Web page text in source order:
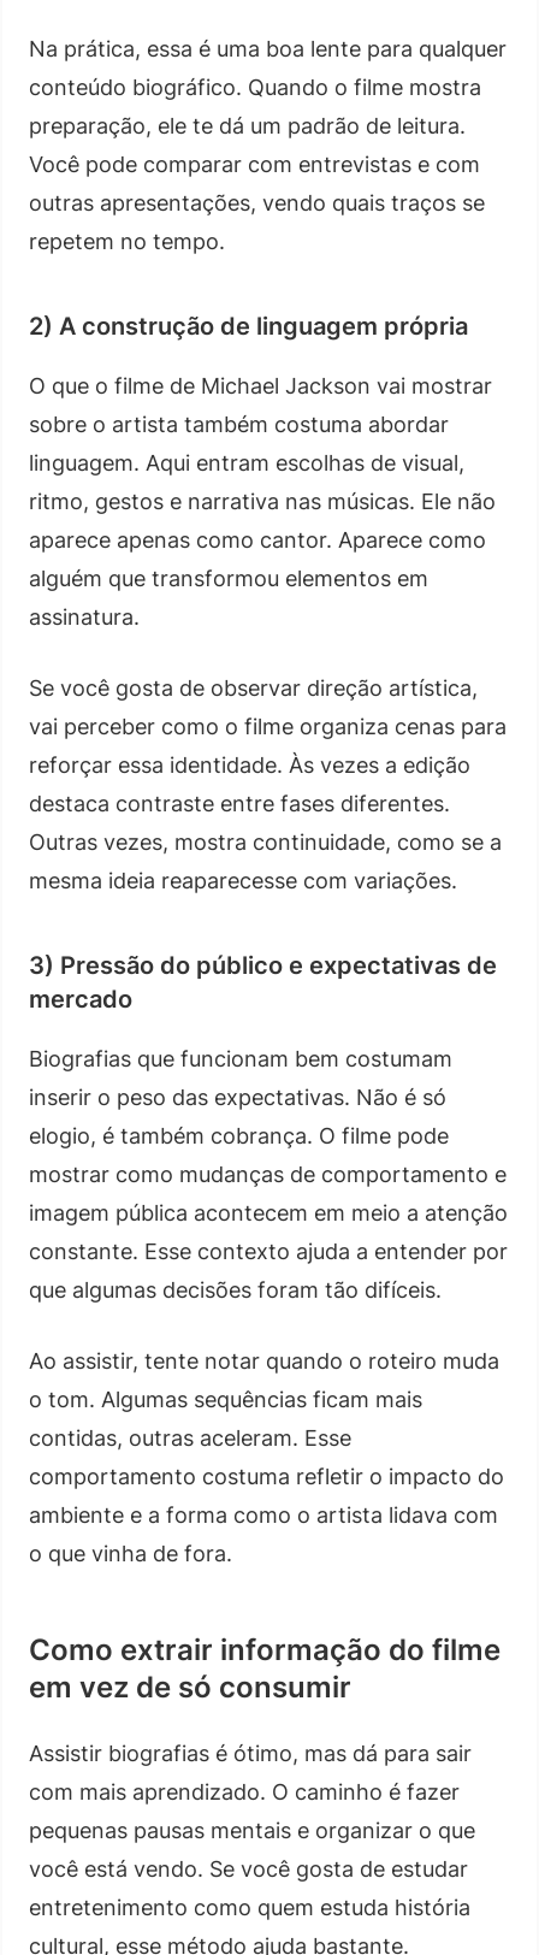
Na prática, essa é uma boa lente para qualquer
conteúdo biográfico. Quando o filme mostra
preparação, ele te dá um padrão de leitura.
Você pode comparar com entrevistas e com
outras apresentações, vendo quais traços se
repetem no tempo.
2) A construção de linguagem própria
O que o filme de Michael Jackson vai mostrar
sobre o artista também costuma abordar
linguagem. Aqui entram escolhas de visual,
ritmo, gestos e narrativa nas músicas. Ele não
aparece apenas como cantor. Aparece como
alguém que transformou elementos em
assinatura.
Se você gosta de observar direção artística,
vai perceber como o filme organiza cenas para
reforçar essa identidade. Às vezes a edição
destaca contraste entre fases diferentes.
Outras vezes, mostra continuidade, como se a
mesma ideia reaparecesse com variações.
3) Pressão do público e expectativas de
mercado
Biografias que funcionam bem costumam
inserir o peso das expectativas. Não é só
elogio, é também cobrança. O filme pode
mostrar como mudanças de comportamento e
imagem pública acontecem em meio a atenção
constante. Esse contexto ajuda a entender por
que algumas decisões foram tão difíceis.
Ao assistir, tente notar quando o roteiro muda
o tom. Algumas sequências ficam mais
contidas, outras aceleram. Esse
comportamento costuma refletir o impacto do
ambiente e a forma como o artista lidava com
o que vinha de fora.
Como extrair informação do filme
em vez de só consumir
Assistir biografias é ótimo, mas dá para sair
com mais aprendizado. O caminho é fazer
pequenas pausas mentais e organizar o que
você está vendo. Se você gosta de estudar
entretenimento como quem estuda história
cultural, esse método ajuda bastante.